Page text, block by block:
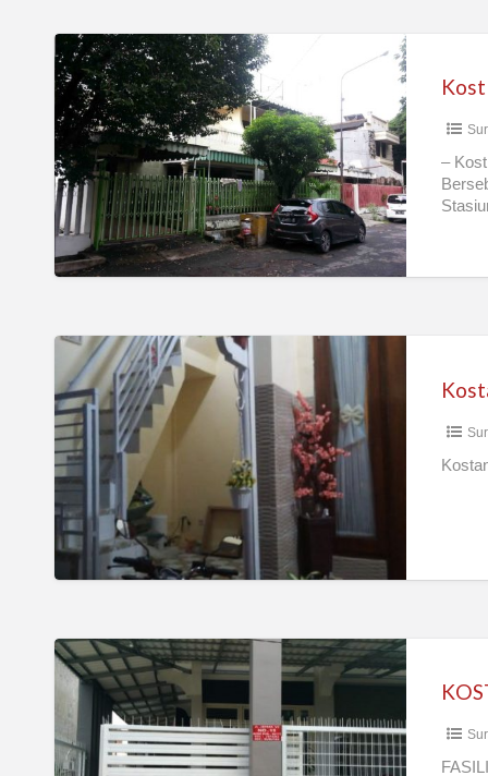
Kost
strategis
Surabaya
Pusat
–
Kostan
Ibu
Chusnul
KOST
JARWO